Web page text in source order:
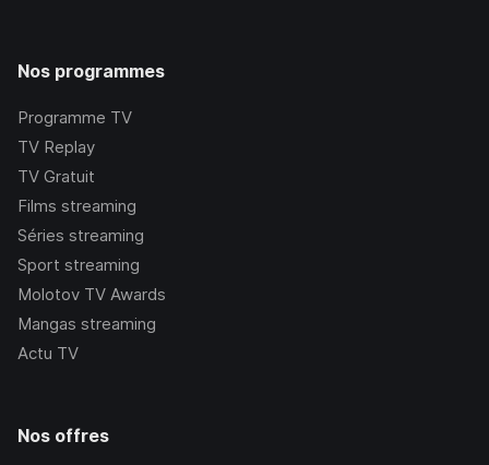
Nos programmes
Programme TV
TV Replay
TV Gratuit
Films streaming
Séries streaming
Sport streaming
Molotov TV Awards
Mangas streaming
Actu TV
Nos offres